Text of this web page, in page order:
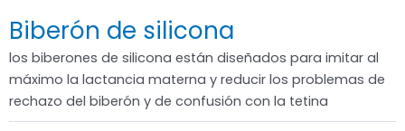
Biberón de silicona
los biberones de silicona están diseñados para imitar al
máximo la lactancia materna y reducir los problemas de
rechazo del biberón y de confusión con la tetina